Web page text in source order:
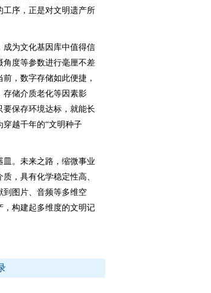
工序，正是对文明遗产所
为文化基因库中值得信
度等参数进行毫厘不差
，数字存储如此便捷，
存储介质老化等因素影
保存环境达标，就能长
越千年的“文明种子
。未来之路，缩微事业
，具有化学稳定性高、
到图片、音频等多维空
，构建起多维度的文明记